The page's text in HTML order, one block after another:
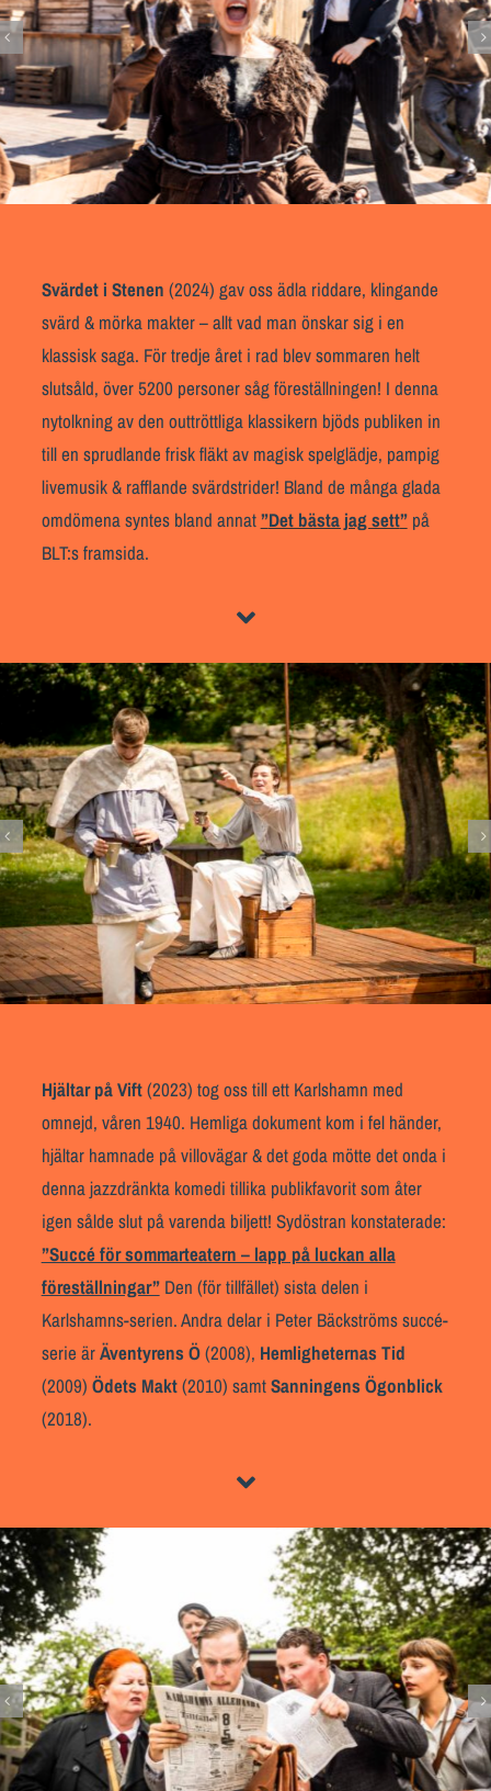
Svärdet i Stenen (2024) gav oss ädla riddare, klingande
svärd & mörka makter – allt vad man önskar sig i en
klassisk saga. För tredje året i rad blev sommaren helt
slutsåld, över 5200 personer såg föreställningen! I denna
nytolkning av den outtröttliga klassikern bjöds publiken in
till en sprudlande frisk fläkt av magisk spelglädje, pampig
livemusik & rafflande svärdstrider! Bland de många glada
omdömena syntes bland annat”Det bästa jag sett”på
BLT:s framsida.
Hjältar på Vift(2023) tog oss till ett Karlshamn med
omnejd, våren 1940. Hemliga dokument kom i fel händer,
hjältar hamnade på villovägar & det goda mötte det onda i
denna jazzdränkta komedi tillika publikfavorit som åter
igen sålde slut på varenda biljett! Sydöstran konstaterade:
”Succé för sommarteatern – lapp på luckan alla
föreställningar”Den (för tillfället) sista delen i
Karlshamns-serien. Andra delar i Peter Bäckströms succé-
serie ärÄventyrens Ö(2008), Hemligheternas Tid
(2009) Ödets Makt(2010) samtSanningens Ögonblick
(2018).